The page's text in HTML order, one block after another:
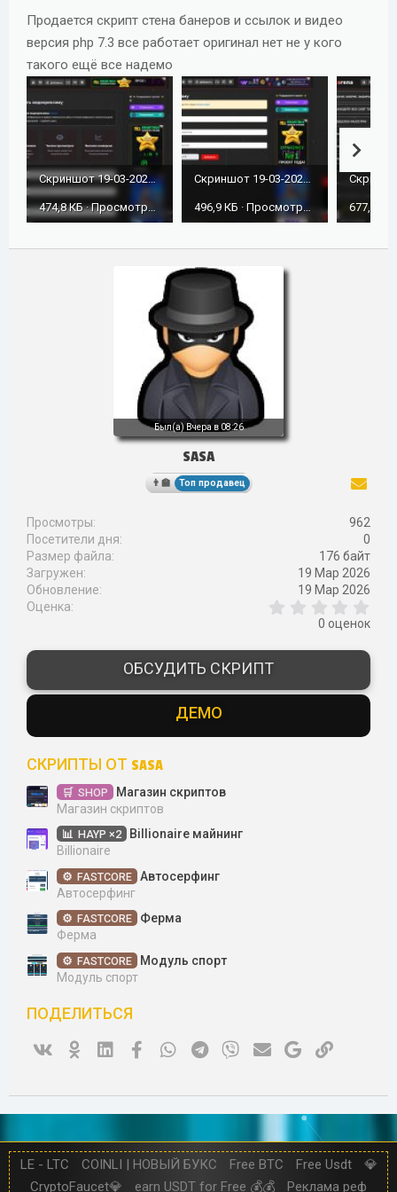
н
и
Продается скрипт стена банеров и ссылок и видео
версия php 7.3 все работает оригинал нет не у кого
такого ещё все надемо
Скриншот 19-03-2026 213653.jpg
474,8 КБ · Просмотры: 120
Скриншот 19-03-2026 213638.jpg
496,9 КБ · Просмотры: 122
Был(а)Вчера в 08:26
SASA
Топ продавец
Просмотры
962
Посетители дня
0
Размер файла
176 байт
Загружен
19 Мар 2026
Обновление
19 Мар 2026
Оценка
,
з
в
з
0 оценок
ОБСУДИТЬ СКРИПТ
ДЕМО
СКРИПТЫ ОТ SASA
SHOP
Магазин скриптов
Магазин скриптов
HAYP ×2
Billionaire майнинг
Billionaire
FASTCORE Автосерфинг
Автосерфинг
FASTCORE
Ферма
Ферма
FASTCORE
Модуль спорт
Модуль спорт
ПОДЕЛИТЬСЯ
Ok Linked InFacebookWhatsAppTelegram
Viber Электронная почта
Google
LE - LTC COINLI | НОВЫЙ БУКС Free BTC Free Usdt
💎
CryptoFaucet💎
earn USDT for Free 💰💰 Реклама реф